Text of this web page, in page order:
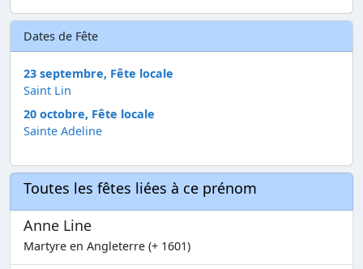
Dates de Fête
23 septembre, Fête locale
Saint Lin
20 octobre, Fête locale
Sainte Adeline
Toutes les fêtes liées à ce prénom
Anne Line
Martyre en Angleterre (+ 1601)